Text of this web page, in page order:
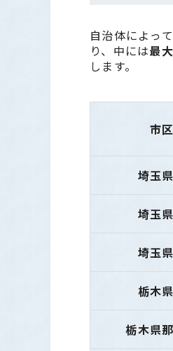
自治体によっ
り、中には最
します。
市
埼玉
埼玉
埼玉
栃木
栃木県